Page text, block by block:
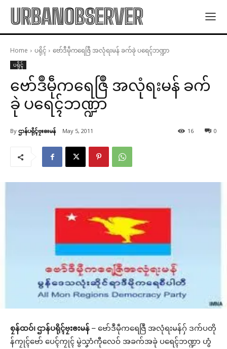
URBANOBSERVER
Home ပရိုၚ် ဗော်ဒဳမဵုကရေဇြဳ အလုံရးမန် ခက်ခုဲ ပရေၚ်ဘဏ္ဍာ
ပရိုၚ်
ဗော်ဒဳမဵုကရေဇြဳ အလုံရးမန် ခက်
ခုဲ ပရေၚ်ဘဏ္ဍာ
By ဌာန်ပရိုၚ်ဗၠးၜးမန် May 5, 2011 0
16
စၠန်ထဝ်၊ ဌာန်ပရိုၚ်ဗၠးၜးမန် – ဗော်ဒဳမဵုကရေဇြဳ အလုံရးမန်ဂှ် ဒက်ပတို
န်ကၠုၚ်ဗော် ပေၚ်ကၠုၚ် မွဲသၞာံကီုလေဝ် အခက်အခုဲ ပရေၚ်ဘဏ္ဍာ ဟွံ